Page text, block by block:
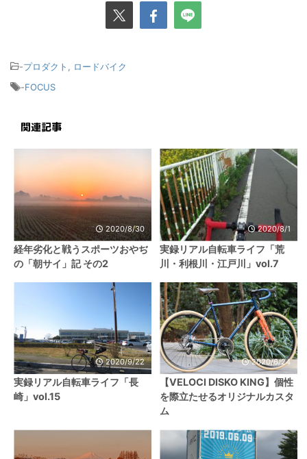
-プロダクト
ロードバイク
-FOCUS
関連記事
2020/8/30
経年劣化と戦うスポーツおやぢ
の「朝サイ」記 その2
2020/8/1
実録リアル自転車ライフ「荒
川・利根川・江戸川」vol.7
2020/9/22
実録リアル自転車ライフ「長
崎」vol.15
2020/6/24
【VELOCI DISKO KING】個性
を際立たせるオリジナルカスタ
ム